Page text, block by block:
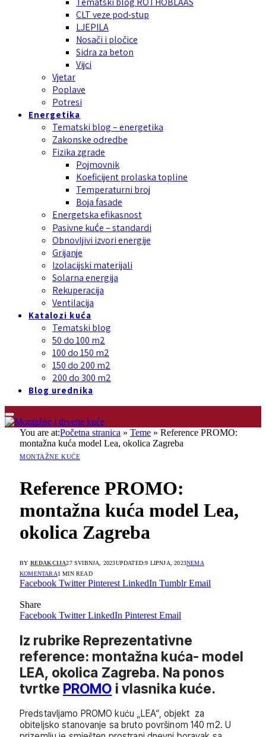
CLT veze pod-stup
LJEPILA
Nosači i pločice
Sidra za beton
Vijci
Vjetar
Poplave
Potresi
Energetika
Tematski blog – energetika
Zakonske odredbe
Fizika zgrade
Pojmovnik
Koeficijent prolaska topline
Temperaturni broj
Boja fasade
Energetska efikasnost
Pasivne kuće – standardi
Obnovljivi izvori energije
Grijanje
Izolacijski materijali
Solarna energija
Rekuperacija
Ventilacija
Katalozi kuća
Tematski blog
50 do 100 m2
100 do 150 m2
150 do 200 m2
200 do 300 m2
Blog urednika
You are at:Početna stranica » Teme » Reference PROMO:
montažna kuća model Lea, okolica Zagreba
MONTAŽNE KUĆE
Reference PROMO:
montažna kuća model Lea,
okolica Zagreba
BY REDAKCIJA27 SVIBNJA, 2023UPDATED:9 LIPNJA, 2023NEMA
KOMENTARA1 MIN READ
Facebook Twitter Pinterest LinkedIn Tumblr Email
Share
Facebook Twitter LinkedIn Pinterest Email
Iz rubrike Reprezentativne
reference: montažna kuća- model
LEA, okolica Zagreba. Na ponos
tvrtke PROMO i vlasnika kuće.
Predstavljamo PROMO kuću „LEA“, objekt za
obiteljsko stanovanje sa bruto površinom 140 m2. U